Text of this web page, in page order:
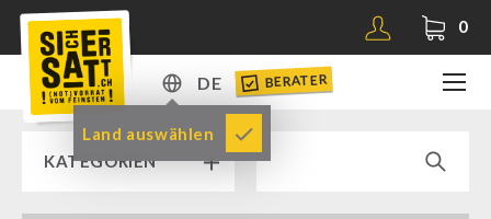
0
DE
DE
EN
Land auswählen
BERATER
KATEGORIEN